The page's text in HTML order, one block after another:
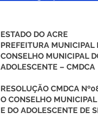
ESTADO DO ACRE
PREFEITURA MUNICIPAL
CONSELHO MUNICIPAL
ADOLESCENTE – CMDCA
RESOLUÇÃO CMDCA
O CONSELHO
E DO ADOLESCENTE DE